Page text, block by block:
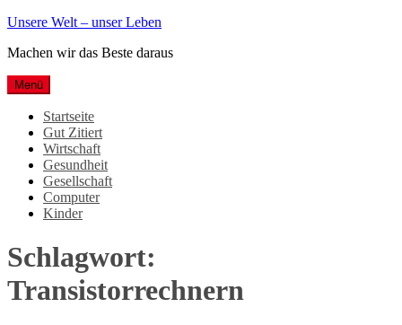
Weiter
Inhalt
Unsere Welt – unser Leben
Machen wir das Beste daraus
Menü
Startseite
Gut Zitiert
Wirtschaft
Gesundheit
Gesellschaft
Computer
Kinder
Schlagwort:
Transistorrechnern